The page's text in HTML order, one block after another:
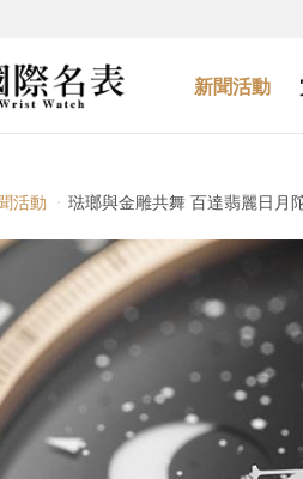
新聞活動
活動 琺瑯與金雕共舞 百達翡麗日月